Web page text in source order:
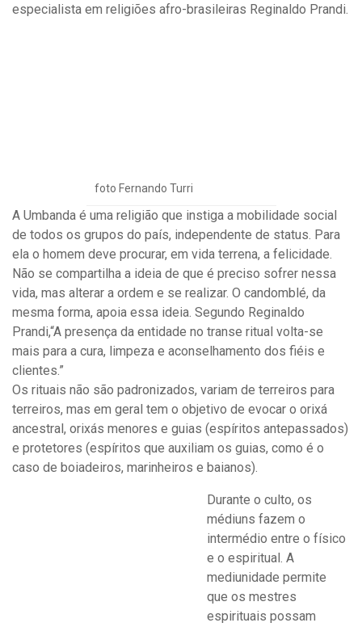
especialista em religiões afro-brasileiras Reginaldo Prandi.
foto Fernando Turri
A Umbanda é uma religião que instiga a mobilidade social
de todos os grupos do país, independente de status. Para
ela o homem deve procurar, em vida terrena, a felicidade.
Não se compartilha a ideia de que é preciso sofrer nessa
vida, mas alterar a ordem e se realizar. O candomblé, da
mesma forma, apoia essa ideia. Segundo Reginaldo
Prandi,“A presença da entidade no transe ritual volta-se
mais para a cura, limpeza e aconselhamento dos fiéis e
clientes.”
Os rituais não são padronizados, variam de terreiros para
terreiros, mas em geral tem o objetivo de evocar o orixá
ancestral, orixás menores e guias (espíritos antepassados)
e protetores (espíritos que auxiliam os guias, como é o
caso de boiadeiros, marinheiros e baianos).
Durante o culto, os
médiuns fazem o
intermédio entre o físico
e o espiritual. A
mediunidade permite
que os mestres
espirituais possam